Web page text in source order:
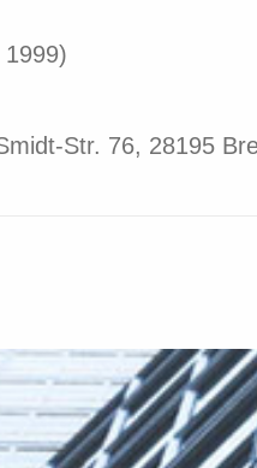
Str. 76, 28195